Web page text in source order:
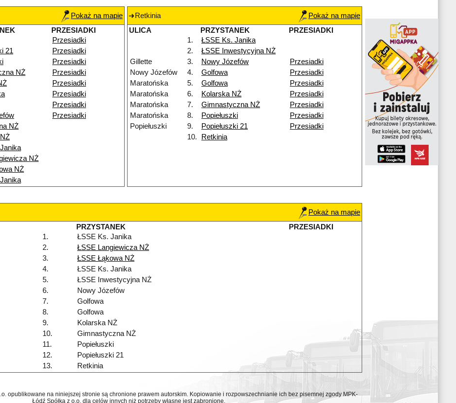
Pokaż na mapie
PRZESIADKI
Przesiadki
21
Przesiadki
Przesiadki
NŻ
Przesiadki
Przesiadki
Przesiadki
Przesiadki
Przesiadki
NŻ
NŻ
NŻ
Retkinia
Pokaż na mapie
ULICA
PRZYSTANEK
PRZESIADKI
1.
ŁSSE Ks. Janika
2.
ŁSSE Inwestycyjna NŻ
Gillette
3. Nowy Józefów
Przesiadki
Nowy Józefów
4. Golfowa
Przesiadki
Maratońska
5. Golfowa
Przesiadki
Maratońska
6. Kolarska NŻ
Przesiadki
Maratońska
7. Gimnastyczna NŻ
Przesiadki
Maratońska
8. Popiełuszki
Przesiadki
Popiełuszki
9. Popiełuszki 21
Przesiadki
10.
Retkinia
Pokaż na mapie
PRZYSTANEK
PRZESIADKI
1.
ŁSSE Ks. Janika
2.
ŁSSE Langiewicza NŻ
3.
ŁSSE Łąkowa NŻ
4.
ŁSSE Ks. Janika
5.
ŁSSE Inwestycyjna NŻ
6.
Nowy Józefów
7.
Golfowa
8.
Golfowa
9.
Kolarska NŻ
10.
Gimnastyczna NŻ
11.
Popiełuszki
12.
Popiełuszki 21
13.
Retkinia
opublikowane na niniejszej stronie są chronione prawem autorskim. Kopiowanie i rozpowszechnianie ich bez pisemnej zgody MPK-
Łódź Spółka z o.o. dla celów innych niż potrzeby własne jest zabronione.